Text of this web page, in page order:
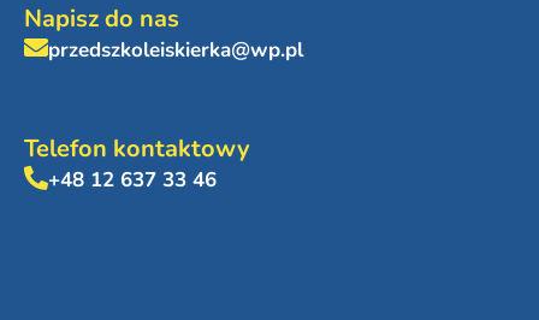
Napisz do nas
przedszkoleiskierka@wp.pl
Telefon kontaktowy
+48 12 637 33 46